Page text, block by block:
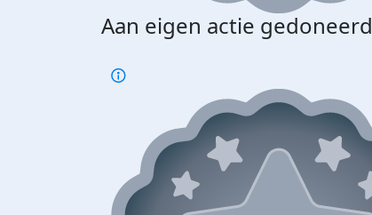
Aan eigen actie gedoneerd